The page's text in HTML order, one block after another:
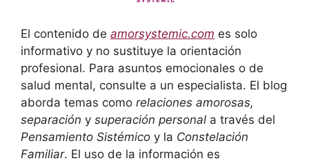
El contenido de amorsystemic.com es solo
informativo y no sustituye la orientación
profesional. Para asuntos emocionales o de
salud mental, consulte a un especialista. El blog
aborda temas como relaciones amorosas,
separación y superación personal a través del
Pensamiento Sistémico y la Constelación
Familiar. El uso de la información es